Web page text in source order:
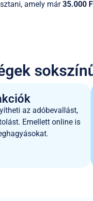
amely már35.000
az adóbevallást,
Emellett online is